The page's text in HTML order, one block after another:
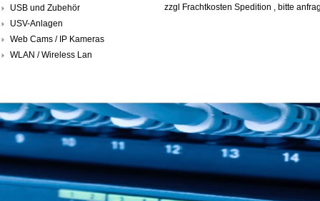
USB und Zubehör
USV-Anlagen
Web Cams / IP Kameras
WLAN / Wireless Lan
zzgl Frachtkosten Spedition , bitte